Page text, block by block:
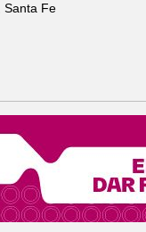
Santa Fe